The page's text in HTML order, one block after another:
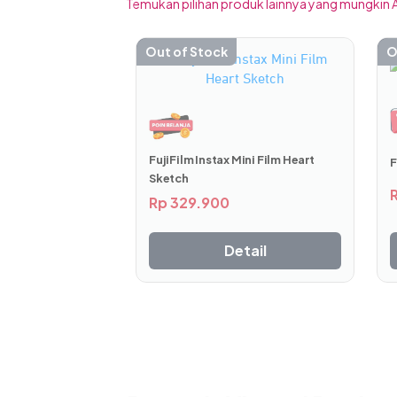
Instax Mini Film Rainbow menghadrikan
Out of Stock
FujiFilm Instax Mini Film Heart
Sketch
Rp329.900
Detail